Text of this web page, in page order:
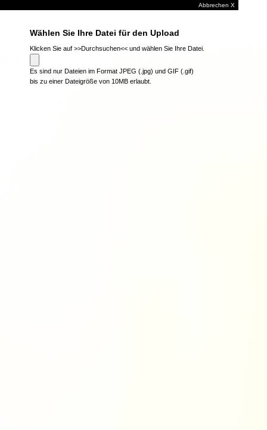
Abbrechen X
Wählen Sie Ihre Datei für den Upload
Klicken Sie auf >>Durchsuchen<< und wählen Sie Ihre Datei.
Es sind nur Dateien im Format JPEG (.jpg) und GIF (.gif)
bis zu einer Dateigröße von 10MB erlaubt.